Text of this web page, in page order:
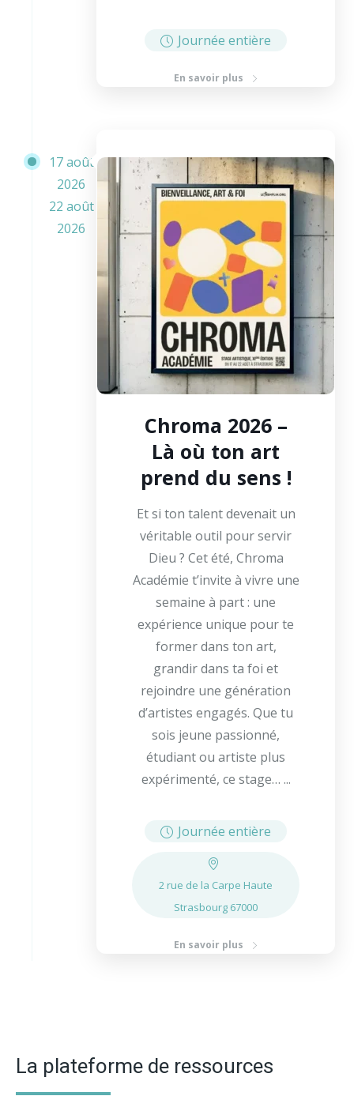
Journée entière
En savoir plus
17 août
2026
22 août
2026
Chroma 2026 –
Là où ton art
prend du sens !
Et si ton talent devenait un
véritable outil pour servir
Dieu ? Cet été, Chroma
Académie t’invite à vivre une
semaine à part : une
expérience unique pour te
former dans ton art,
grandir dans ta foi et
rejoindre une génération
d’artistes engagés. Que tu
sois jeune passionné,
étudiant ou artiste plus
expérimenté, ce stage… ...
Journée entière
2 rue de la Carpe Haute
Strasbourg 67000
En savoir plus
La plateforme de ressources